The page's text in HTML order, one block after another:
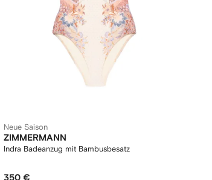
Neue Saison
ZIMMERMANN
Indra Badeanzug mit Bambusbesatz
350 €